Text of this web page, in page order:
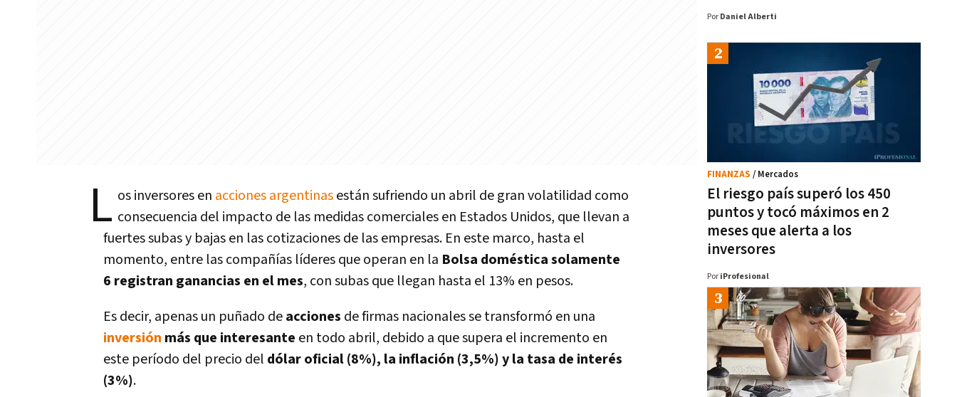
L os inversores en acciones argentinasestán sufriendo un abril de gran volatilidad como
consecuencia del impacto de las medidas comerciales en Estados Unidos, que llevan a
fuertes subas y bajas en las cotizaciones de las empresas. En este marco, hasta el
momento, entre las compañías líderes que operan en la Bolsa doméstica solamente
6 registran ganancias en el mes, con subas que llegan hasta el 13% en pesos.
Es decir, apenas un puñado deacciones de firmas nacionales se transformó en una
inversión más que interesante en todo abril, debido a que supera el incremento en
este período del precio del dólar oficial (8%), la inflación (3,5%) y la tasa de interés
(3%).
Por Daniel Alberti
El riesgo país superó los 450
puntos y tocó máximos en 2
meses que alerta a los
inversores
FINANZAS / Mercados
Por iProfesional